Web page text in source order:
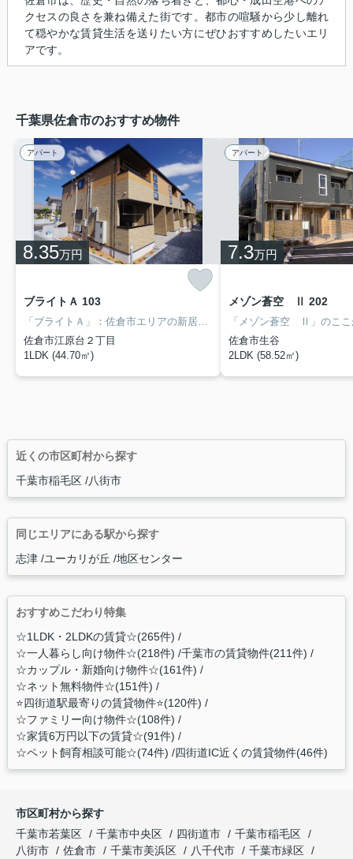
クセスの良さを兼ね備えた街です。都市の喧騒から少し離れ
て穏やかな賃貸生活を送りたい方にぜひおすすめしたいエリ
アです。
千葉県佐倉市のおすすめ物件
アパート
8.35万円
ブライトＡ 103
佐倉市江原台２丁目
1LDK (44.70㎡)
アパート
7.3万円
メゾン蒼空 Ⅱ 202
佐倉市生谷
2LDK (58.52㎡)
近くの市区町村から探す
千葉市稲毛区 八街市
同じエリアにある駅から探す
志津 ユーカリが丘 地区センター
おすすめこだわり特集
☆1LDK・2LDKの賃貸☆(265件)
☆一人暮らし向け物件☆(218件) 千葉市の賃貸物件(211件)
☆カップル・新婚向け物件☆(161件)
☆ネット無料物件☆(151件)
⭐️四街道駅最寄りの賃貸物件⭐️(120件)
☆ファミリー向け物件☆(108件)
☆家賃6万円以下の賃貸☆(91件)
☆ペット飼育相談可能☆(74件) 四街道IC近くの賃貸物件(46件)
市区町村から探す
千葉市若葉区
千葉市中央区 四街道市
千葉市稲毛区
八街市
佐倉市 千葉市美浜区 八千代市
千葉市緑区